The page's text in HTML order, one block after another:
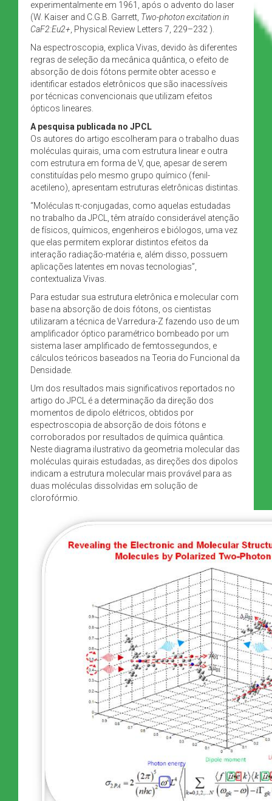
experimentalmente em 1961, após o advento do laser
(W. Kaiser and C.G.B. Garrett, Two-photon excitation in
CaF2:Eu2+ , Physical Review Letters 7, 229–232 ).
Na espectroscopia, explica Vivas, devido às diferentes
regras de seleção da mecânica quântica, o efeito de
absorção de dois fótons permite obter acesso e
identificar estados eletrônicos que são inacessíveis
por técnicas convencionais que utilizam efeitos
ópticos lineares.
A pesquisa publicada no JPCL
Os autores do artigo escolheram para o trabalho duas
moléculas quirais, uma com estrutura linear e outra
com estrutura em forma de V, que, apesar de serem
constituídas pelo mesmo grupo químico (fenil-
acetileno), apresentam estruturas eletrônicas distintas.
“Moléculas π-conjugadas, como aquelas estudadas
no trabalho da JPCL, têm atraído considerável atenção
de físicos, químicos, engenheiros e biólogos, uma vez
que elas permitem explorar distintos efeitos da
interação radiação-matéria e, além disso, possuem
aplicações latentes em novas tecnologias”,
contextualiza Vivas.
Para estudar sua estrutura eletrônica e molecular com
base na absorção de dois fótons, os cientistas
utilizaram a técnica de Varredura-Z fazendo uso de um
amplificador óptico paramétrico bombeado por um
sistema laser amplificado de femtossegundos, e
cálculos teóricos baseados na Teoria do Funcional da
Densidade.
Um dos resultados mais significativos reportados no
artigo do JPCL é a determinação da direção dos
momentos de dipolo elétricos, obtidos por
espectroscopia de absorção de dois fótons e
corroborados por resultados de química quântica.
Neste diagrama ilustrativo da geometria molecular das
moléculas quirais estudadas, as direções dos dipolos
indicam a estrutura molecular mais provável para as
duas moléculas dissolvidas em solução de
clorofórmio.